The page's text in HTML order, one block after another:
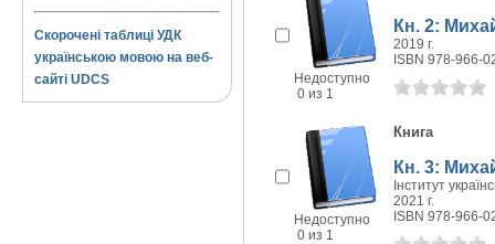
Скорочені таблиці УДК
українською мовою на веб-
сайті UDCS
Недоступно
0 из 1
Кн. 2:
2019 г.
ISBN 978-966-
Недоступно
0 из 1
Книга
Кн. 3:
Інститут
2021 г.
ISBN 978-966-